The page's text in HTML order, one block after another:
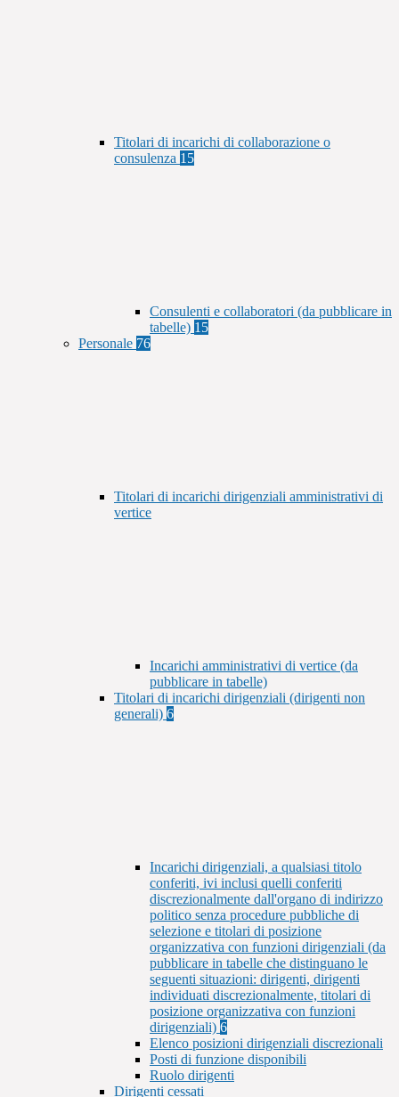
Titolari di incarichi di collaborazione o
consulenza 15
Consulenti e collaboratori (da pubblicare in
tabelle) 15
Personale 76
Titolari di incarichi dirigenziali amministrativi di
vertice
Incarichi amministrativi di vertice (da
pubblicare in tabelle)
Titolari di incarichi dirigenziali (dirigenti non
generali) 6
Incarichi dirigenziali, a qualsiasi titolo
conferiti, ivi inclusi quelli conferiti
discrezionalmente dall'organo di indirizzo
politico senza procedure pubbliche di
selezione e titolari di posizione
organizzativa con funzioni dirigenziali (da
pubblicare in tabelle che distinguano le
seguenti situazioni: dirigenti, dirigenti
individuati discrezionalmente, titolari di
posizione organizzativa con funzioni
dirigenziali) 6
Elenco posizioni dirigenziali discrezionali
Posti di funzione disponibili
Ruolo dirigenti
Dirigenti cessati